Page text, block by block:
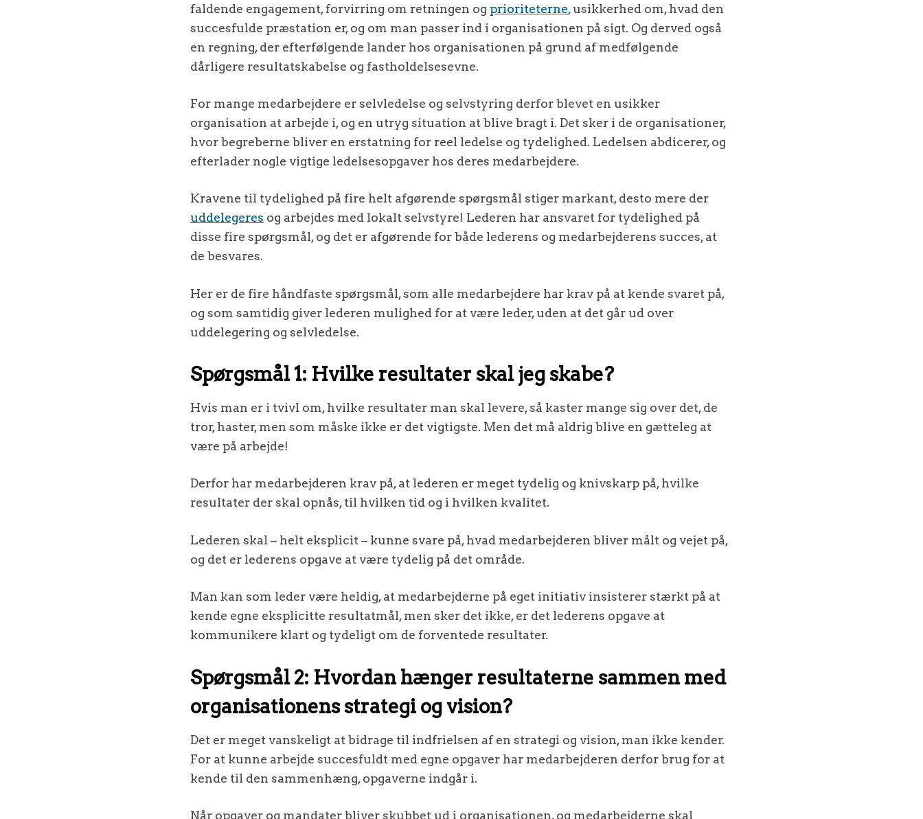
faldende engagement, forvirring om retningen og prioriteterne, usikkerhed om, hvad den
succesfulde præstation er, og om man passer ind i organisationen på sigt. Og derved også
en regning, der efterfølgende lander hos organisationen på grund af medfølgende
dårligere resultatskabelse og fastholdelsesevne.
For mange medarbejdere er selvledelse og selvstyring derfor blevet en usikker
organisation at arbejde i, og en utryg situation at blive bragt i. Det sker i de organisationer,
hvor begreberne bliver en erstatning for reel ledelse og tydelighed. Ledelsen abdicerer, og
efterlader nogle vigtige ledelsesopgaver hos deres medarbejdere.
Kravene til tydelighed på fire helt afgørende spørgsmål stiger markant, desto mere der
uddelegeres og arbejdes med lokalt selvstyre! Lederen har ansvaret for tydelighed på
disse fire spørgsmål, og det er afgørende for både lederens og medarbejderens succes, at
de besvares.
Her er de fire håndfaste spørgsmål, som alle medarbejdere har krav på at kende svaret på,
og som samtidig giver lederen mulighed for at være leder, uden at det går ud over
uddelegering og selvledelse.
Spørgsmål 1: Hvilke resultater skal jeg skabe?
Hvis man er i tvivl om, hvilke resultater man skal levere, så kaster mange sig over det, de
tror, haster, men som måske ikke er det vigtigste. Men det må aldrig blive en gætteleg at
være på arbejde!
Derfor har medarbejderen krav på, at lederen er meget tydelig og knivskarp på, hvilke
resultater der skal opnås, til hvilken tid og i hvilken kvalitet.
Lederen skal – helt eksplicit – kunne svare på, hvad medarbejderen bliver målt og vejet på,
og det er lederens opgave at være tydelig på det område.
Man kan som leder være heldig, at medarbejderne på eget initiativ insisterer stærkt på at
kende egne eksplicitte resultatmål, men sker det ikke, er det lederens opgave at
kommunikere klart og tydeligt om de forventede resultater.
Spørgsmål 2: Hvordan hænger resultaterne sammen med
organisationens strategi og vision?
Det er meget vanskeligt at bidrage til indfrielsen af en strategi og vision, man ikke kender.
For at kunne arbejde succesfuldt med egne opgaver har medarbejderen derfor brug for at
kende til den sammenhæng, opgaverne indgår i.
Når opgaver og mandater bliver skubbet ud i organisationen, og medarbejderne skal